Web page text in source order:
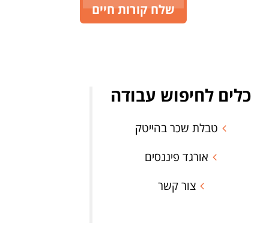
שלח קורות חיים
כלים לחיפוש עבודה
טבלת שכר בהייטק
אורגד פיננסים
צור קשר